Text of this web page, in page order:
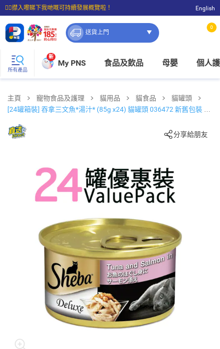
☝🏼㩒入嚟睇下我哋嘅可持續發展概覽啦！
⭐購物滿$399即享免費送貨；滿$100即可免費店取。
English
送貨上門
0
所有產品
新
My PNS 食品及飲品 母嬰 個人
主頁 寵物食品及護理 貓用品 貓食品
貓罐頭
[24罐箱裝] 吞拿三文魚*湯汁* (85g x24) 貓罐頭 036472 新舊包裝 隨
分享給朋友